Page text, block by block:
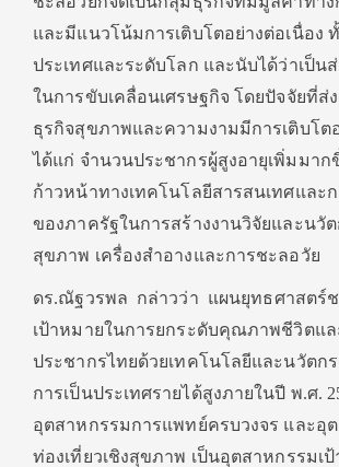
และมีแนวโน้มการเติบโตอย่างต่อเนื่อง
ประเทศและระดับโลก และนับได้ว่าเป็
ในการขับเคลื่อนเศรษฐกิจ โดยปัจจัยที่ส่
ธุรกิจสุขภาพและความงามมีการเติบโต
ได้แก่ จำนวนประชากรผู้สูงอายุเพิ่มมาก
ก้าวหน้าทางเทคโนโลยีสารสนเทศและ
ของภาครัฐในการสร้างงานวิจัยและนวั
สุขภาพ เครื่องสำอางและการชะลอวัย
ดร.ณัฐวรพล กล่าวว่า แผนยุทธศาสตร์ช
เป้าหมายในการยกระดับคุณภาพชีวิตแล
ประชากรไทยด้วยเทคโนโลยีและนวัตก
การเป็นประเทศรายได้สูงภายในปี พ.ศ.
อุตสาหกรรมการแพทย์ครบวงจร และอุ
ท่องเที่ยวเชิงสุขภาพ เป็นอุตสาหกรรมเ